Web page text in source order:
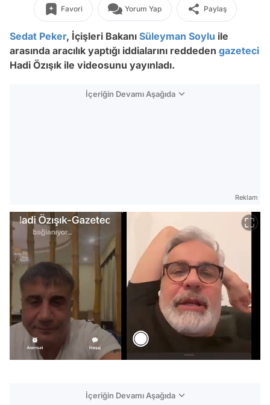
Favori Yorum Yap Paylaş
Sedat Peker, İçişleri Bakanı Süleyman Soylu ile
arasında aracılık yaptığı iddialarını reddeden gazeteci
Hadi Özışık ile videosunu yayınladı.
İçeriğin Devamı Aşağıda
Reklam
İçeriğin Devamı Aşağıda